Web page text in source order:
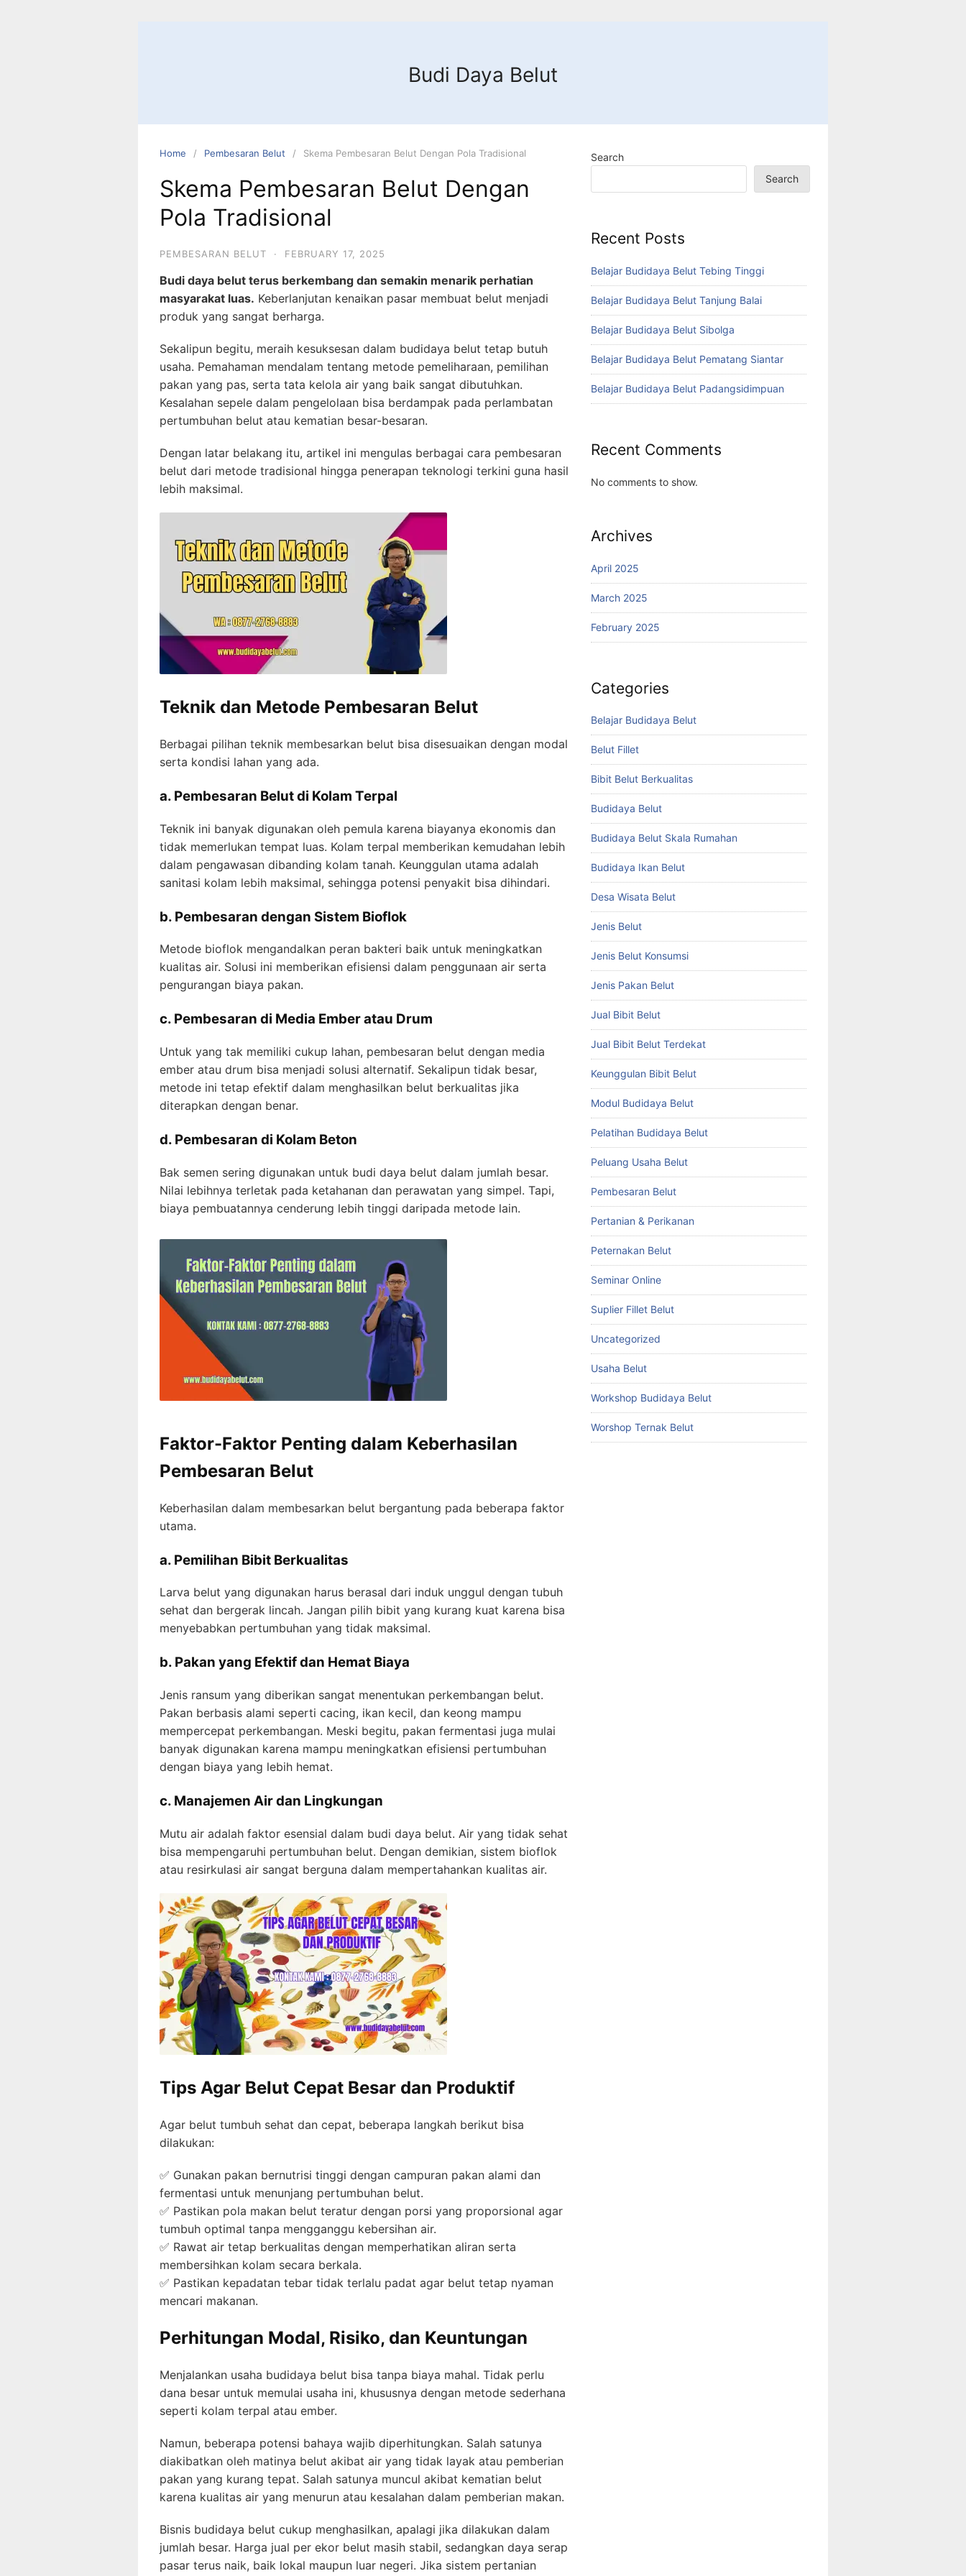
Budi Daya Belut
Home Pembesaran Belut Skema Pembesaran Belut Dengan Pola Tradisional
Skema Pembesaran Belut Dengan
Pola Tradisional
PEMBESARAN BELUT · FEBRUARY 17, 2025
Budi daya belut terus berkembang dan semakin menarik perhatian
masyarakat luas. Keberlanjutan kenaikan pasar membuat belut menjadi
produk yang sangat berharga.
Sekalipun begitu, meraih kesuksesan dalam budidaya belut tetap butuh
usaha. Pemahaman mendalam tentang metode pemeliharaan, pemilihan
pakan yang pas, serta tata kelola air yang baik sangat dibutuhkan.
Kesalahan sepele dalam pengelolaan bisa berdampak pada perlambatan
pertumbuhan belut atau kematian besar-besaran.
Dengan latar belakang itu, artikel ini mengulas berbagai cara pembesaran
belut dari metode tradisional hingga penerapan teknologi terkini guna hasil
lebih maksimal.
Teknik dan Metode Pembesaran Belut
Berbagai pilihan teknik membesarkan belut bisa disesuaikan dengan modal
serta kondisi lahan yang ada.
a. Pembesaran Belut di Kolam Terpal
Teknik ini banyak digunakan oleh pemula karena biayanya ekonomis dan
tidak memerlukan tempat luas. Kolam terpal memberikan kemudahan lebih
dalam pengawasan dibanding kolam tanah. Keunggulan utama adalah
sanitasi kolam lebih maksimal, sehingga potensi penyakit bisa dihindari.
b. Pembesaran dengan Sistem Bioflok
Metode bioflok mengandalkan peran bakteri baik untuk meningkatkan
kualitas air. Solusi ini memberikan efisiensi dalam penggunaan air serta
pengurangan biaya pakan.
c. Pembesaran di Media Ember atau Drum
Untuk yang tak memiliki cukup lahan, pembesaran belut dengan media
ember atau drum bisa menjadi solusi alternatif. Sekalipun tidak besar,
metode ini tetap efektif dalam menghasilkan belut berkualitas jika
diterapkan dengan benar.
d. Pembesaran di Kolam Beton
Bak semen sering digunakan untuk budi daya belut dalam jumlah besar.
Nilai lebihnya terletak pada ketahanan dan perawatan yang simpel. Tapi,
biaya pembuatannya cenderung lebih tinggi daripada metode lain.
Faktor-Faktor Penting dalam Keberhasilan
Pembesaran Belut
Keberhasilan dalam membesarkan belut bergantung pada beberapa faktor
utama.
a. Pemilihan Bibit Berkualitas
Larva belut yang digunakan harus berasal dari induk unggul dengan tubuh
sehat dan bergerak lincah. Jangan pilih bibit yang kurang kuat karena bisa
menyebabkan pertumbuhan yang tidak maksimal.
b. Pakan yang Efektif dan Hemat Biaya
Jenis ransum yang diberikan sangat menentukan perkembangan belut.
Pakan berbasis alami seperti cacing, ikan kecil, dan keong mampu
mempercepat perkembangan. Meski begitu, pakan fermentasi juga mulai
banyak digunakan karena mampu meningkatkan efisiensi pertumbuhan
dengan biaya yang lebih hemat.
c. Manajemen Air dan Lingkungan
Mutu air adalah faktor esensial dalam budi daya belut. Air yang tidak sehat
bisa mempengaruhi pertumbuhan belut. Dengan demikian, sistem bioflok
atau resirkulasi air sangat berguna dalam mempertahankan kualitas air.
Tips Agar Belut Cepat Besar dan Produktif
Agar belut tumbuh sehat dan cepat, beberapa langkah berikut bisa
dilakukan:
✅ Gunakan pakan bernutrisi tinggi dengan campuran pakan alami dan
fermentasi untuk menunjang pertumbuhan belut.
✅ Pastikan pola makan belut teratur dengan porsi yang proporsional agar
tumbuh optimal tanpa mengganggu kebersihan air.
✅ Rawat air tetap berkualitas dengan memperhatikan aliran serta
membersihkan kolam secara berkala.
✅ Pastikan kepadatan tebar tidak terlalu padat agar belut tetap nyaman
mencari makanan.
Perhitungan Modal, Risiko, dan Keuntungan
Menjalankan usaha budidaya belut bisa tanpa biaya mahal. Tidak perlu
dana besar untuk memulai usaha ini, khususnya dengan metode sederhana
seperti kolam terpal atau ember.
Namun, beberapa potensi bahaya wajib diperhitungkan. Salah satunya
diakibatkan oleh matinya belut akibat air yang tidak layak atau pemberian
pakan yang kurang tepat. Salah satunya muncul akibat kematian belut
karena kualitas air yang menurun atau kesalahan dalam pemberian makan.
Bisnis budidaya belut cukup menghasilkan, apalagi jika dilakukan dalam
jumlah besar. Harga jual per ekor belut masih stabil, sedangkan daya serap
pasar terus naik, baik lokal maupun luar negeri. Jika sistem pertanian
Search
Search
Recent Posts
Belajar Budidaya Belut Tebing Tinggi
Belajar Budidaya Belut Tanjung Balai
Belajar Budidaya Belut Sibolga
Belajar Budidaya Belut Pematang Siantar
Belajar Budidaya Belut Padangsidimpuan
Recent Comments
No comments to show.
Archives
April 2025
March 2025
February 2025
Categories
Belajar Budidaya Belut
Belut Fillet
Bibit Belut Berkualitas
Budidaya Belut
Budidaya Belut Skala Rumahan
Budidaya Ikan Belut
Desa Wisata Belut
Jenis Belut
Jenis Belut Konsumsi
Jenis Pakan Belut
Jual Bibit Belut
Jual Bibit Belut Terdekat
Keunggulan Bibit Belut
Modul Budidaya Belut
Pelatihan Budidaya Belut
Peluang Usaha Belut
Pembesaran Belut
Pertanian & Perikanan
Peternakan Belut
Seminar Online
Suplier Fillet Belut
Uncategorized
Usaha Belut
Workshop Budidaya Belut
Worshop Ternak Belut